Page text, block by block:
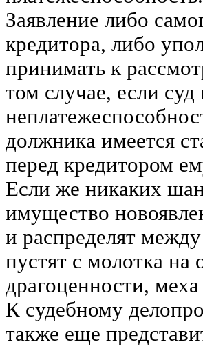
Заявление либо
кредитора, либо
принимать к
том случае, если суд
должника имеется
перед кредитором
Если же никаких
имущество
и распределят
пустят с молотка
драгоценности,
К судебному
также еще